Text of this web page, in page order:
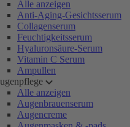
Alle anzeigen
Anti-Aging-Gesichtsserum
Collagenserum
Feuchtigkeitsserum
Hyaluronsäure-Serum
Vitamin C Serum
Ampullen
Alle anzeigen
Augenbrauenserum
Augencreme